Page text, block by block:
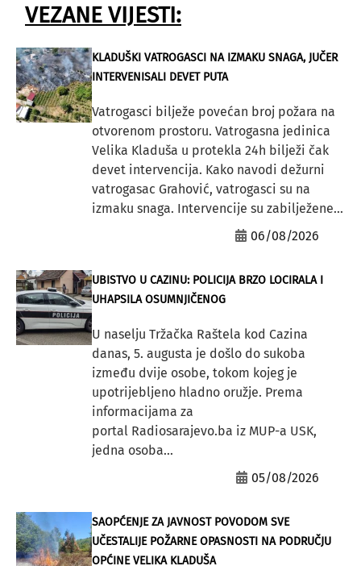
VEZANE VIJESTI:
KLADUŠKI VATROGASCI NA IZMAKU SNAGA, JUČER
INTERVENISALI DEVET PUTA
Vatrogasci bilježe povećan broj požara na
otvorenom prostoru. Vatrogasna jedinica
Velika Kladuša u protekla 24h bilježi čak
devet intervencija. Kako navodi dežurni
vatrogasac Grahović, vatrogasci su na
izmaku snaga. Intervencije su zabilježene...
06/08/2026
UBISTVO U CAZINU: POLICIJA BRZO LOCIRALA I
UHAPSILA OSUMNJIČENOG
U naselju Tržačka Raštela kod Cazina
danas, 5. augusta je došlo do sukoba
između dvije osobe, tokom kojeg je
upotrijebljeno hladno oružje. Prema
informacijama za
portal Radiosarajevo.ba iz MUP-a USK,
jedna osoba...
05/08/2026
SAOPĆENJE ZA JAVNOST POVODOM SVE
UČESTALIJE POŽARNE OPASNOSTI NA PODRUČJU
OPĆINE VELIKA KLADUŠA